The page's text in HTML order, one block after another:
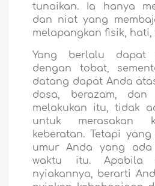
tunaikan. Ia hanya
dan niat yang
melapangkan fisik, hati,
Yang berlalu dapat
dengan tobat,
datang dapat Anda
dosa, berazam, dan
melakukan itu, tidak
untuk merasakan
keberatan. Tetapi
umur Anda yang
waktu itu. Apabila
nyiakannya, berarti